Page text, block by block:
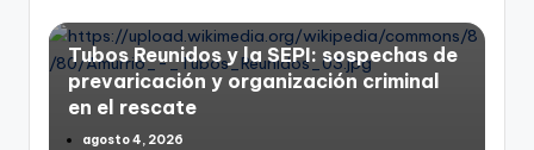
Tubos Reunidos y la SEPI: sospechas de
prevaricación y organización criminal
en el rescate
agosto 4, 2026